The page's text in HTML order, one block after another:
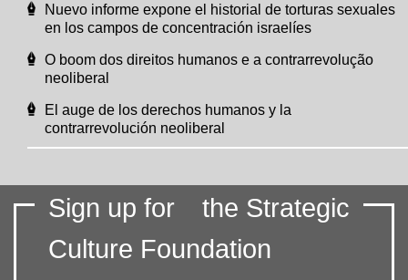
Nuevo informe expone el historial de torturas sexuales
en los campos de concentración israelíes
O boom dos direitos humanos e a contrarrevolução
neoliberal
El auge de los derechos humanos y la
contrarrevolución neoliberal
Sign up for
the Strategic
Culture Foundation